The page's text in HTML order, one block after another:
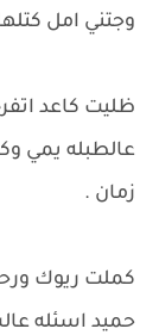
وجتني امل
ظليت كاعد
عالطبله يمي
زمان .
كملت ريوك
حميد اسئله